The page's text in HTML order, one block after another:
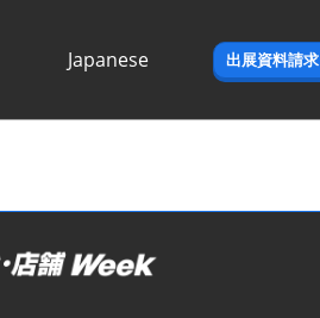
Japanese
出展資料請求